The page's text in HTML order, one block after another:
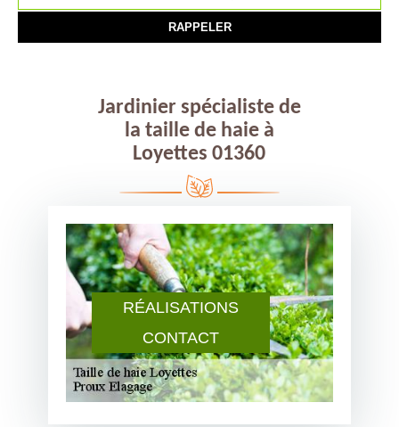
RÉALISATIONS
CONTACT
Jardinier spécialiste de
la taille de haie à
Loyettes 01360